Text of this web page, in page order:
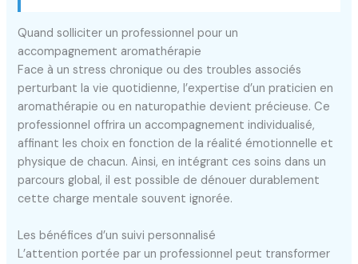
Quand solliciter un professionnel pour un
accompagnement aromathérapie
Face à un stress chronique ou des troubles associés
perturbant la vie quotidienne, l’expertise d’un praticien en
aromathérapie ou en naturopathie devient précieuse. Ce
professionnel offrira un accompagnement individualisé,
affinant les choix en fonction de la réalité émotionnelle et
physique de chacun. Ainsi, en intégrant ces soins dans un
parcours global, il est possible de dénouer durablement
cette charge mentale souvent ignorée.
Les bénéfices d’un suivi personnalisé
L’attention portée par un professionnel peut transformer